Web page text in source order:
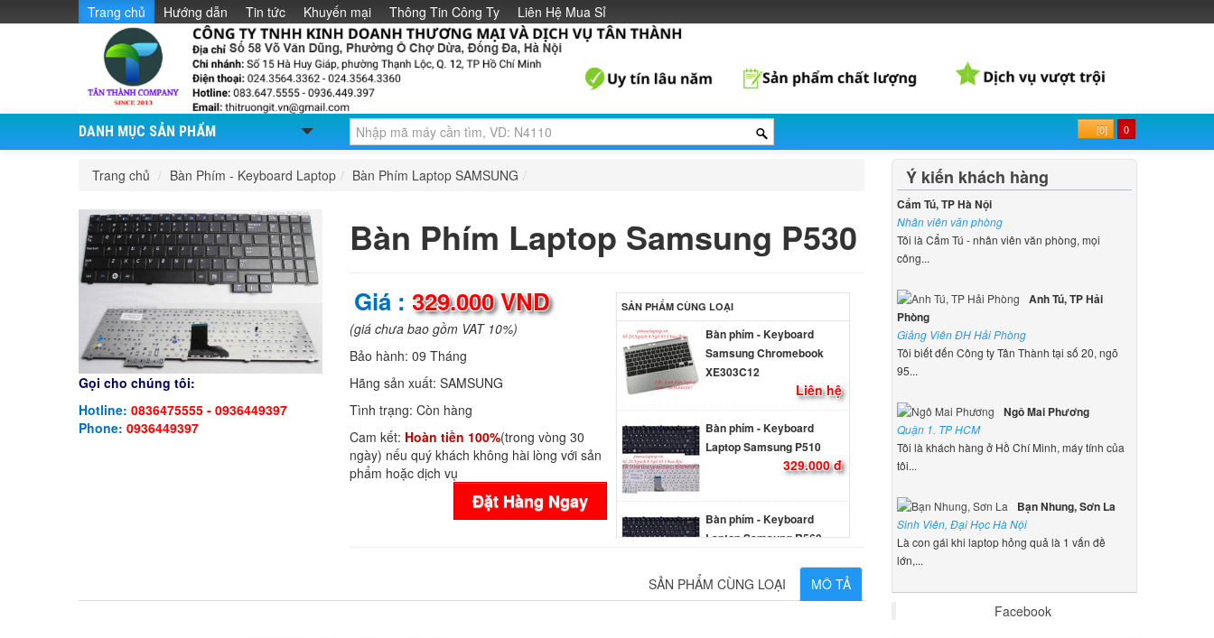
Trang chủ Hướng dẫn Tin tức Khuyến mại Thông Tin Công Ty Liên Hệ Mua Sỉ
DANH MỤC SẢN PHẨM [0] 0
Trang chủ / Bàn Phím - Keyboard Laptop / Bàn Phím Laptop SAMSUNG /
Gọi cho chúng tôi:
Hotline: 0836475555 - 0936449397
Phone: 0936449397
Bàn Phím Laptop Samsung P530
Giá : 329.000 VND
(giá chưa bao gồm VAT 10%)
Bảo hành: 09 Tháng
Hãng sản xuất: SAMSUNG
Tình trạng: Còn hàng
Cam kết: Hoàn tiền 100%(trong vòng 30
ngày) nếu quý khách không hài lòng với sản
phẩm hoặc dịch vụ
Đặt Hàng Ngay
SẢN PHẨM CÙNG LOẠI
Bàn phím - Keyboard
Samsung Chromebook
XE303C12
Liên hệ
Bàn phím - Keyboard
Laptop Samsung P510
329.000 đ
Bàn phím - Keyboard
Laptop Samsung R560
MÔ TẢ
SẢN PHẨM CÙNG LOẠI
Ý kiến khách hàng
Cẩm Tú, TP Hà Nội
Nhân viên văn phòng
Tôi là Cẩm Tú - nhân viên văn phòng, mọi
công...
Anh Tú, TP Hải
Phòng
Giảng Viên ĐH Hải Phòng
Tôi biết đến Công ty Tân Thành tại số 20, ngõ
95...
Ngô Mai Phương
Quận 1. TP HCM
Tôi là khách hàng ở Hồ Chí Minh, máy tính của
tôi...
Bạn Nhung, Sơn La
Sinh Viên, Đại Học Hà Nội
Là con gái khi laptop hỏng quả là 1 vấn đề
lớn,...
Facebook